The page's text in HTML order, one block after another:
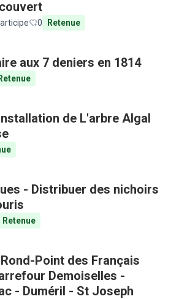
0 Retenue
aux 7 deniers en 1814
Retenue
de L'arbre Algal
- Distribuer des nichoirs
Retenue
Point des Français
Demoiselles -
- Duméril - St Joseph